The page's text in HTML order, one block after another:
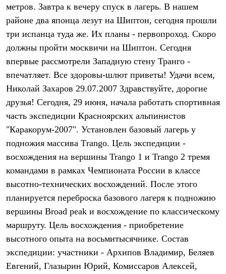
Уход за обувью
Аксессуары
Головные уборы
Шапки
Балаклавы и маски
Кепки и бейсболки
Повязки
Шарфы
Перчатки и рукавицы
Перчатки
Носки
Полезные аксессуары
Ремни
Шевроны
Опушки
Термоковрики
Уход за одеждой
В Арктику
PEAK
ЗА ПОЛЯРНЫМ КРУГОМ
CITY
BASK juno
метров. Завтра к вечеру спуск в лагерь. В нашем
районе два японца лезут на Шиптон, сегодня прошли
три испанца туда же. Их планы - первопроход. Скоро
должны пройти москвичи на Шиптон. Сегодня
впервые рассмотрели Западную стену Транго -
впечатляет. Все здоровы-шлют приветы! Удачи всем,
Николай Захаров 29.07.2007 Здравствуйте, дорогие
друзья! Сегодня, 29 июня, начала работать спортивная
часть экспедиции Красноярских альпинистов
"Каракорум-2007". Установлен базовый лагерь у
подножия массива Тrango. Цель экспедиции -
восхождения на вершины Trango 1 и Trango 2 тремя
командами в рамках Чемпионата России в классе
высотно-технических восхождений. После этого
планируется переброска базового лагеря к подножию
вершины Broad peak и восхождение по классическому
маршруту. Цель восхождения - приобретение
высотного опыта на восьмитысячнике. Состав
экспедиции: участники - Архипов Владимир, Беляев
Евгений, Глазырин Юрий, Комиссаров Алексей,